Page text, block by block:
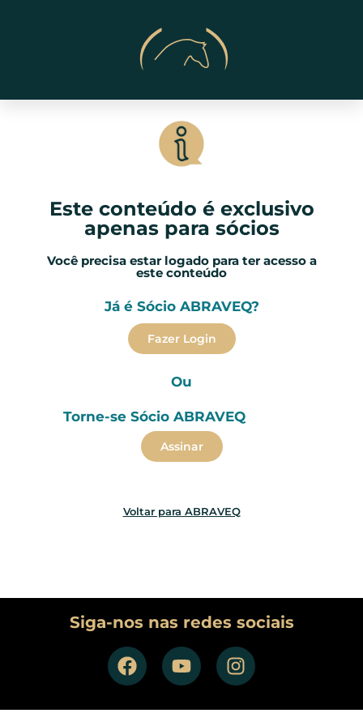
Este conteúdo é exclusivo
apenas para sócios
Você precisa estar logado para ter acesso a
este conteúdo
Já é Sócio ABRAVEQ?
Fazer Login
Ou
Torne-se Sócio ABRAVEQ
Assinar
Voltar para ABRAVEQ
Siga-nos nas redes sociais